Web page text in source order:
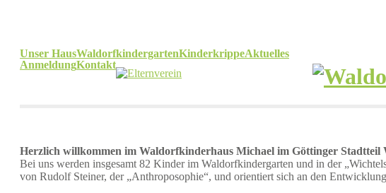
Unser HausWaldorfkindergartenKinderkrippeAktuelles
AnmeldungKontakt
Herzlich willkommen im Waldorfkinderhaus Michael im Göttinger Stadtteil
Bei uns werden insgesamt 82 Kinder im Waldorfkindergarten und in der
von Rudolf Steiner, der „Anthroposophie“, und orientiert sich an den